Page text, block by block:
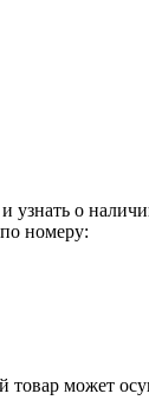
узнать о
номеру:
товар может